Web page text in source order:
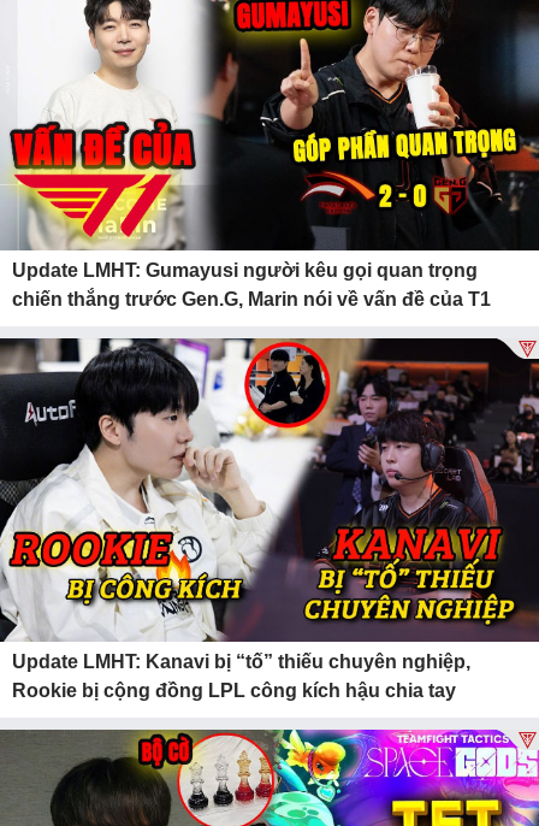
Update LMHT: Gumayusi người kêu gọi quan trọng
chiến thắng trước Gen.G, Marin nói về vấn đề của T1
Update LMHT: Kanavi bị “tố” thiếu chuyên nghiệp,
Rookie bị cộng đồng LPL công kích hậu chia tay